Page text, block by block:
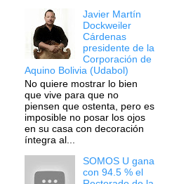
Javier Martín
Dockweiler
Cárdenas
presidente de la
Corporación de
Aquino Bolivia (Udabol)
No quiere mostrar lo bien
que vive para que no
piensen que ostenta, pero es
imposible no posar los ojos
en su casa con decoración
íntegra al...
SOMOS U gana
con 94.5 % el